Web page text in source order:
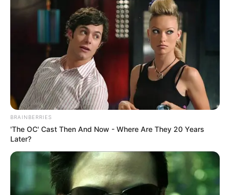
BRAINBERRIES
'The OC' Cast Then And Now - Where Are They 20 Years
Later?